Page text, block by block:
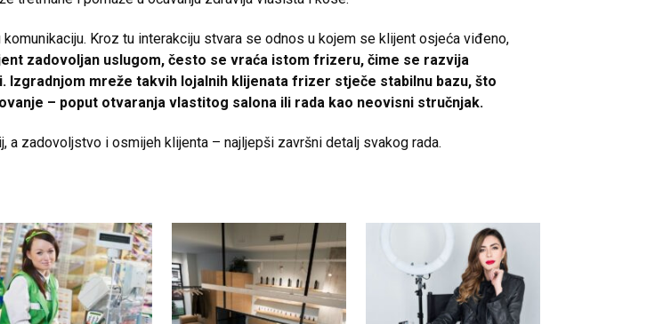
Kroz tu interakciju stvara se odnos u kojem se klijent osjeća viđeno,
zadovoljan uslugom, često se vraća istom frizeru, čime se razvija
mreže takvih lojalnih klijenata frizer stječe stabilnu bazu, što
– poput otvaranja vlastitog salona ili rada kao neovisni stručnjak.
zadovoljstvo i osmijeh klijenta – najljepši završni detalj svakog rada.